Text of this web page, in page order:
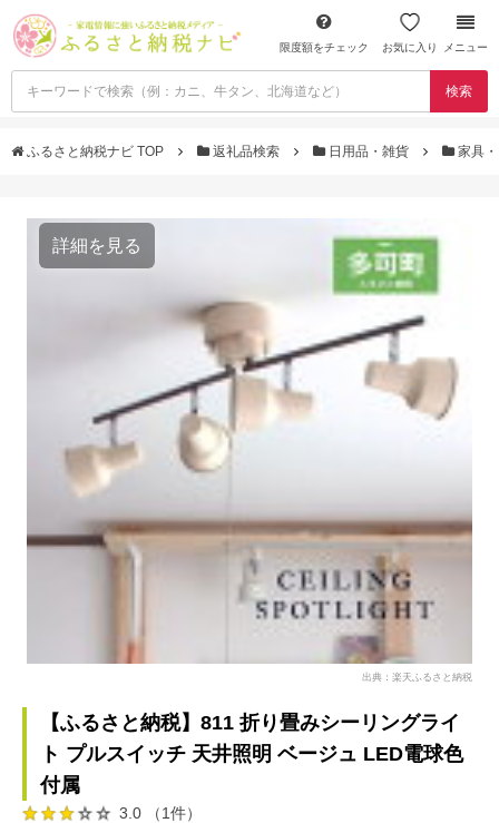
限度額をチェック お気に入り メニュー
検索
ふるさと納税ナビ TOP 返礼品検索 日用品・雑貨 家具
詳細を見る
出典：楽天ふるさと納税
【ふるさと納税】811 折り畳みシーリングライ
ト プルスイッチ 天井照明 ベージュ LED電球色
付属
3.0 （1件）